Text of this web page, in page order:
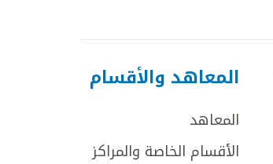
المعاهد والأقسام
المعاهد
الأقسام الخاصة والمراكز